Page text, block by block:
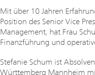
Mit über 10 Jahren
Position des Senior Vice
Management, hat Frau
Finanzführung und
Stefanie Schum ist
Württemberg Mannheim